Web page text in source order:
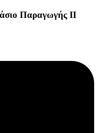
Παραγωγής ΙΙ